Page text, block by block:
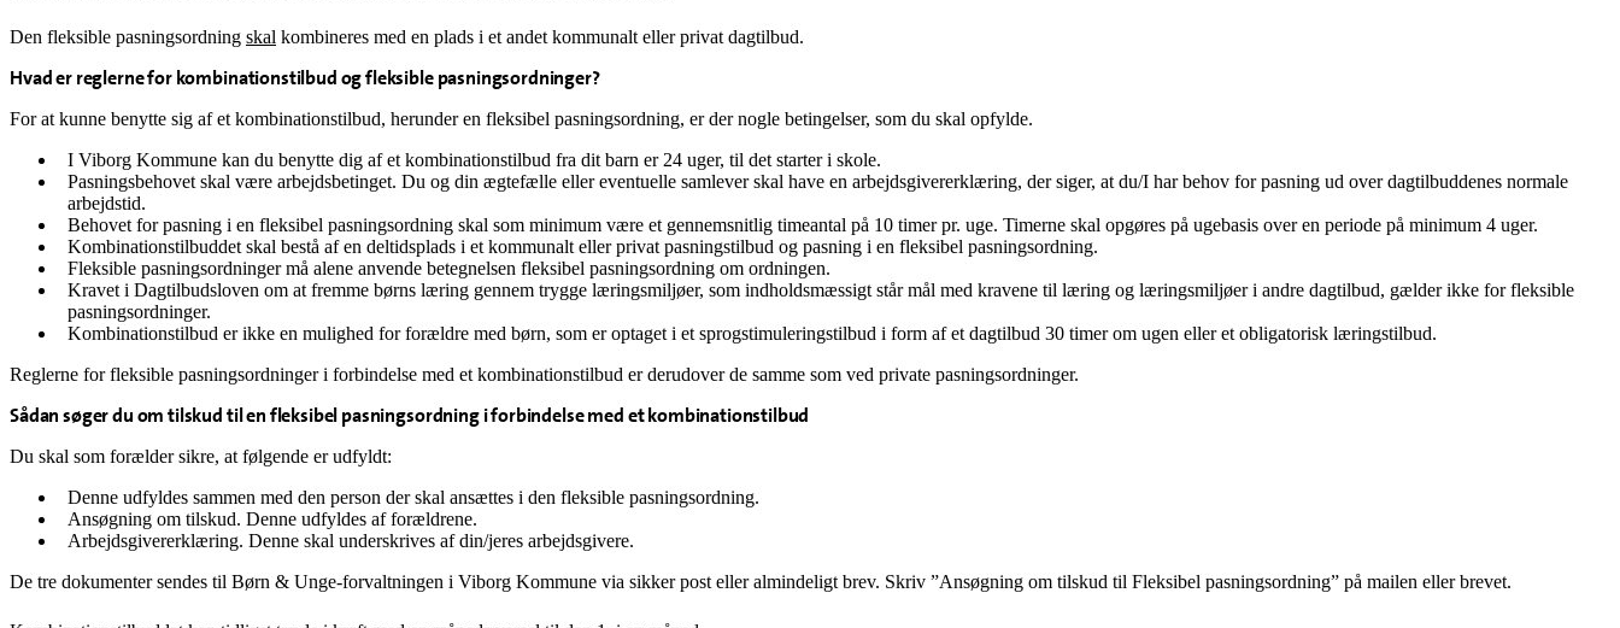
Den fleksible pasningsordning skal kombineres med en plads i et andet kommunalt eller privat dagtilbud.
Hvad er reglerne for kombinationstilbud og fleksible pasningsordninger?
For at kunne benytte sig af et kombinationstilbud, herunder en fleksibel pasningsordning, er der nogle betingelser, som du skal opfylde.
I Viborg Kommune kan du benytte dig af et kombinationstilbud fra dit barn er 24 uger, til det starter i skole.
Pasningsbehovet skal være arbejdsbetinget. Du og din ægtefælle eller eventuelle samlever skal have en arbejdsgivererklæring, der siger, at du/I har behov for pasning ud over dagtilbuddenes normale
arbejdstid.
Behovet for pasning i en fleksibel pasningsordning skal som minimum være et gennemsnitlig timeantal på 10 timer pr. uge. Timerne skal opgøres på ugebasis over en periode på minimum 4 uger.
Kombinationstilbuddet skal bestå af en deltidsplads i et kommunalt eller privat pasningstilbud og pasning i en fleksibel pasningsordning.
Fleksible pasningsordninger må alene anvende betegnelsen fleksibel pasningsordning om ordningen.
Kravet i Dagtilbudsloven om at fremme børns læring gennem trygge læringsmiljøer, som indholdsmæssigt står mål med kravene til læring og læringsmiljøer i andre dagtilbud, gælder ikke for fleksible
pasningsordninger.
Kombinationstilbud er ikke en mulighed for forældre med børn, som er optaget i et sprogstimuleringstilbud i form af et dagtilbud 30 timer om ugen eller et obligatorisk læringstilbud.
Reglerne for fleksible pasningsordninger i forbindelse med et kombinationstilbud er derudover de samme som ved private pasningsordninger.
Sådan søger du om tilskud til en fleksibel pasningsordning i forbindelse med et kombinationstilbud
Du skal som forælder sikre, at følgende er udfyldt:
Denne udfyldes sammen med den person der skal ansættes i den fleksible pasningsordning.
Ansøgning om tilskud. Denne udfyldes af forældrene.
Arbejdsgivererklæring. Denne skal underskrives af din/jeres arbejdsgivere.
De tre dokumenter sendes til Børn & Unge-forvaltningen i Viborg Kommune via sikker post eller almindeligt brev. Skriv ”Ansøgning om tilskud til Fleksibel pasningsordning” på mailen eller brevet.